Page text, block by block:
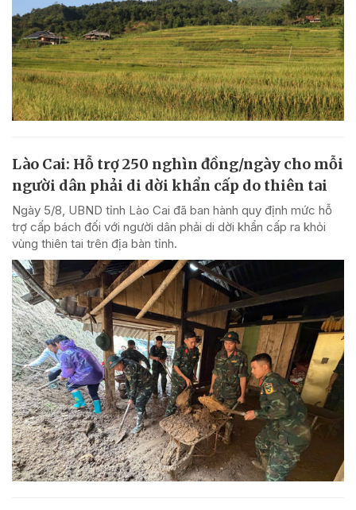
Lào Cai: Hỗ trợ 250 nghìn đồng/ngày cho mỗi
người dân phải di dời khẩn cấp do thiên tai
Ngày 5/8, UBND tỉnh Lào Cai đã ban hành quy định mức hỗ
trợ cấp bách đối với người dân phải di dời khẩn cấp ra khỏi
vùng thiên tai trên địa bàn tỉnh.